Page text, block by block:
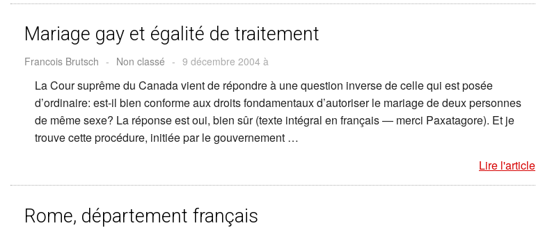
Mariage gay et égalité de traitement
Francois Brutsch - Non classé - 9 décembre 2004 à
La Cour suprême du Canada vient de répondre à une question inverse de celle qui est posée
d’ordinaire: est-il bien conforme aux droits fondamentaux d’autoriser le mariage de deux personnes
de même sexe? La réponse est oui, bien sûr (texte intégral en français — merci Paxatagore). Et je
trouve cette procédure, initiée par le gouvernement …
Lire l'article
Rome, département français